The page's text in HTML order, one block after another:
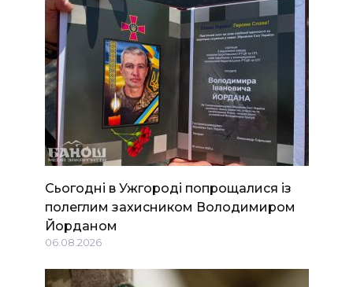
Сьогодні в Ужгороді попрощалися із
полеглим захисником Володимиром
Йорданом
06.08.2026